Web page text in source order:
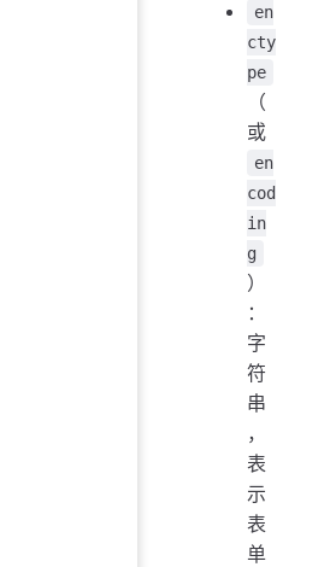
en
cty
pe
（
或
en
cod
in
g
）
：
字
符
串
，
表
示
表
单